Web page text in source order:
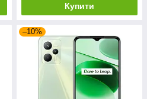
Купити
–10%